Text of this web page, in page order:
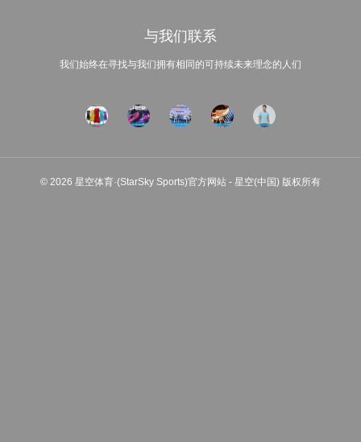
与我们联系
我们始终在寻找与我们拥有相同的可持续未来理念的人们
© 2026 星空体育·(StarSky Sports)官方网站 - 星空(中国) 版权所有